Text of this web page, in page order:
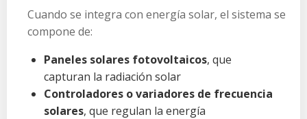
Cuando se integra con energía solar, el sistema se
compone de:
Paneles solares fotovoltaicos, que
capturan la radiación solar
Controladores o variadores de frecuencia
solares, que regulan la energía